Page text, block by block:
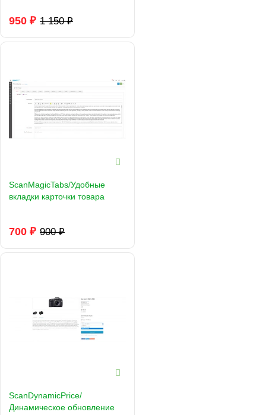
950 ₽ 1 150 ₽
ScanMagicTabs/Удобные
вкладки карточки товара
700 ₽ 900 ₽
ScanDynamicPrice/
Динамическое обновление